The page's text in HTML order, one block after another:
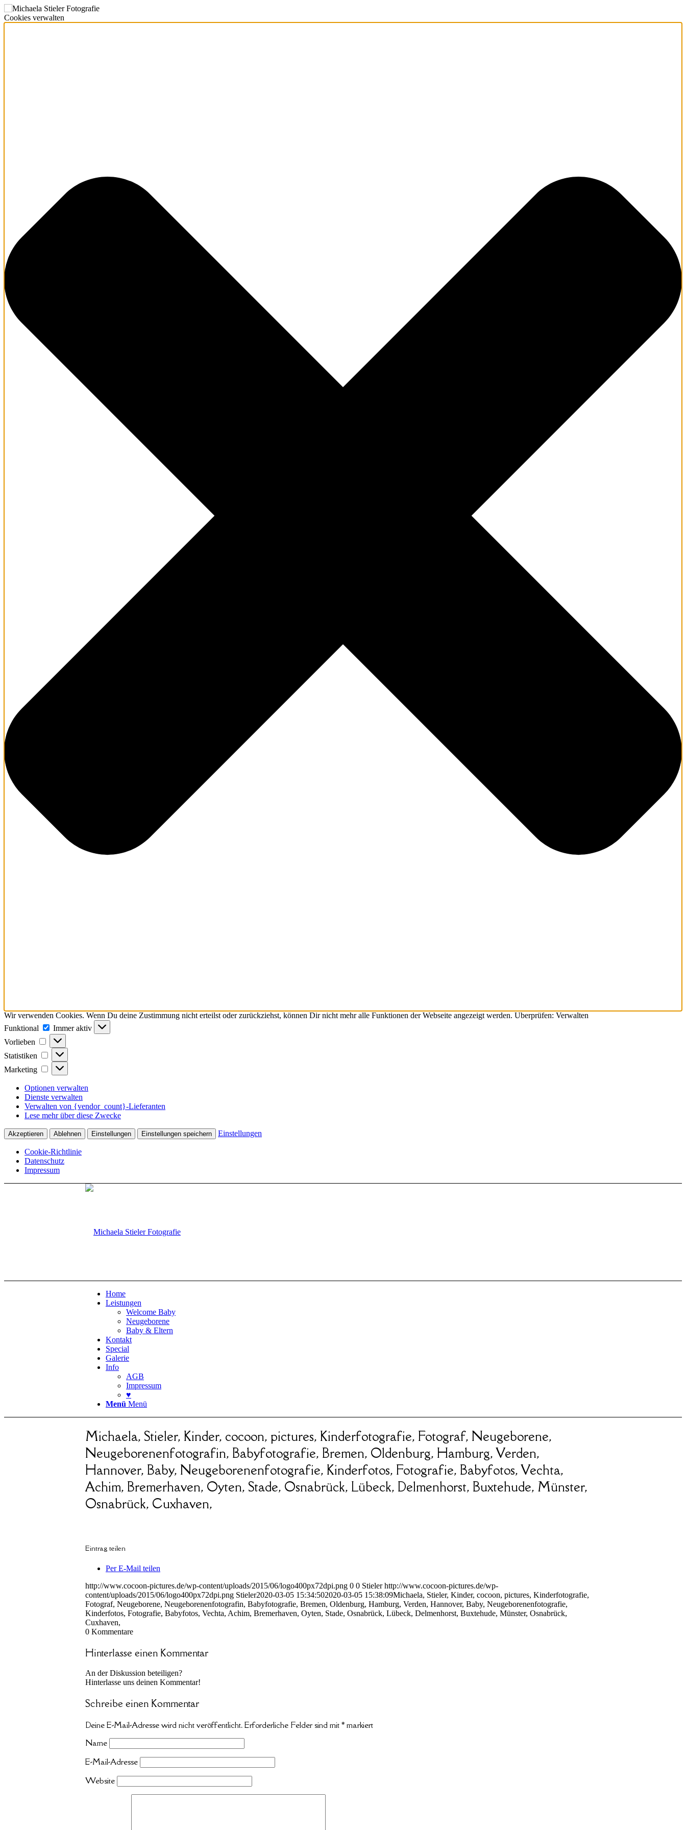
Cookies verwalten
Wir verwenden Cookies. Wenn Du deine Zustimmung nicht erteilst oder zurückziehst, können Dir nicht mehr alle Funktionen der Webseite angezeigt werden. Überprüfen: Verwalten
Funktional
Funktional
Immer aktiv
Vorlieben
Vorlieben
Statistiken Statistiken
Marketing Marketing
Optionen verwalten
Dienste verwalten
Verwalten von {vendor_count}-Lieferanten
Lese mehr über diese Zwecke
Akzeptieren Ablehnen Einstellungen Einstellungen speichern Einstellungen
Cookie-Richtlinie
Datenschutz
Impressum
Home
Leistungen
Welcome Baby
Neugeborene
Baby & Eltern
Kontakt
Special
Galerie
Info
AGB
Impressum
♥
Menü Menü
Michaela, Stieler, Kinder, cocoon, pictures, Kinderfotografie, Fotograf, Neugeborene,
Neugeborenenfotografin, Babyfotografie, Bremen, Oldenburg, Hamburg, Verden,
Hannover, Baby, Neugeborenenfotografie, Kinderfotos, Fotografie, Babyfotos, Vechta,
Achim, Bremerhaven, Oyten, Stade, Osnabrück, Lübeck, Delmenhorst, Buxtehude, Münster,
Osnabrück, Cuxhaven,
Eintrag teilen
Per E-Mail teilen
http://www.cocoon-pictures.de/wp-content/uploads/2015/06/logo400px72dpi.png 0 0 Stieler http://www.cocoon-pictures.de/wp-
content/uploads/2015/06/logo400px72dpi.png Stieler2020-03-05 15:34:502020-03-05 15:38:09Michaela, Stieler, Kinder, cocoon, pictures, Kinderfotografie,
Fotograf, Neugeborene, Neugeborenenfotografin, Babyfotografie, Bremen, Oldenburg, Hamburg, Verden, Hannover, Baby, Neugeborenenfotografie,
Kinderfotos, Fotografie, Babyfotos, Vechta, Achim, Bremerhaven, Oyten, Stade, Osnabrück, Lübeck, Delmenhorst, Buxtehude, Münster, Osnabrück,
Cuxhaven,
0 Kommentare
Hinterlasse einen Kommentar
An der Diskussion beteiligen?
Hinterlasse uns deinen Kommentar!
Schreibe einen Kommentar
Deine E-Mail-Adresse wird nicht veröffentlicht. Erforderliche Felder sind mit * markiert
Name
E-Mail-Adresse
Website